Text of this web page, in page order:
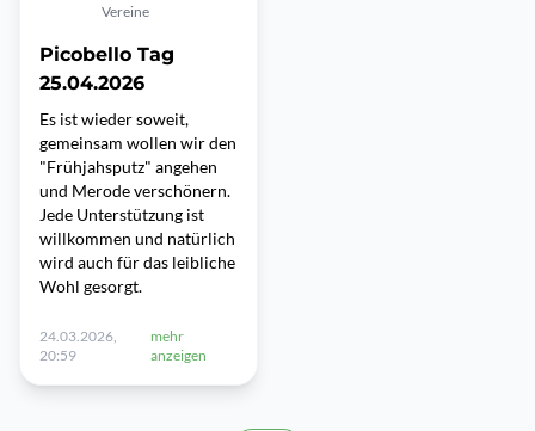
Vereine
Picobello Tag
25.04.2026
Es ist wieder soweit,
gemeinsam wollen wir den
"Frühjahsputz" angehen
und Merode verschönern.
Jede Unterstützung ist
willkommen und natürlich
wird auch für das leibliche
Wohl gesorgt.
24.03.2026,
20:59
mehr
anzeigen